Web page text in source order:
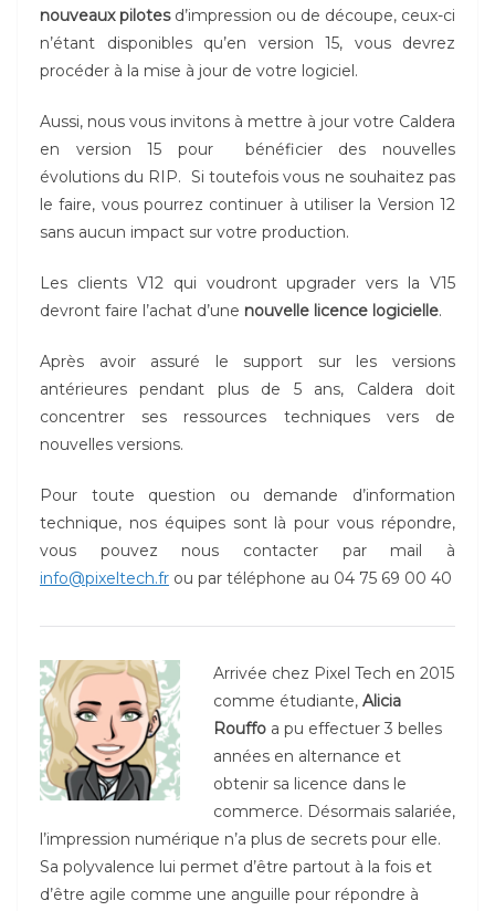
nouveaux pilotesd’impression ou de découpe, ceux-ci
n’étant disponibles qu’en version 15, vous devrez
procéder à la mise à jour de votre logiciel.
Aussi, nous vous invitons à mettre à jour votre Caldera
en version 15 pour bénéficier des nouvelles
évolutions du RIP. Si toutefois vous ne souhaitez pas
le faire, vous pourrez continuer à utiliser la Version 12
sans aucun impact sur votre production.
Les clients V12 qui voudront upgrader vers la V15
devront faire l’achat d’une nouvelle licence logicielle.
Après avoir assuré le support sur les versions
antérieures pendant plus de 5 ans, Caldera doit
concentrer ses ressources techniques vers de
nouvelles versions.
Pour toute question ou demande d’information
technique, nos équipes sont là pour vous répondre,
vous pouvez nous contacter par mail à
info@pixeltech.fr ou par téléphone au 04 75 69 00 40
Arrivée chez Pixel Tech en 2015
comme étudiante, Alicia
Rouffo a pu effectuer 3 belles
années en alternance et
obtenir sa licence dans le
commerce. Désormais salariée,
l’impression numérique n’a plus de secrets pour elle.
Sa polyvalence lui permet d’être partout à la fois et
d’être agile comme une anguille pour répondre à